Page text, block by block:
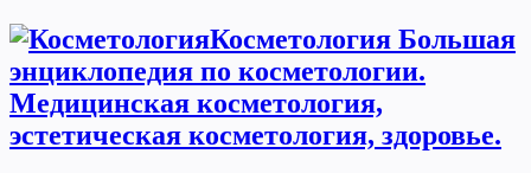
Косметология Большая
энциклопедия по косметологии.
Медицинская косметология,
эстетическая косметология, здоровье.